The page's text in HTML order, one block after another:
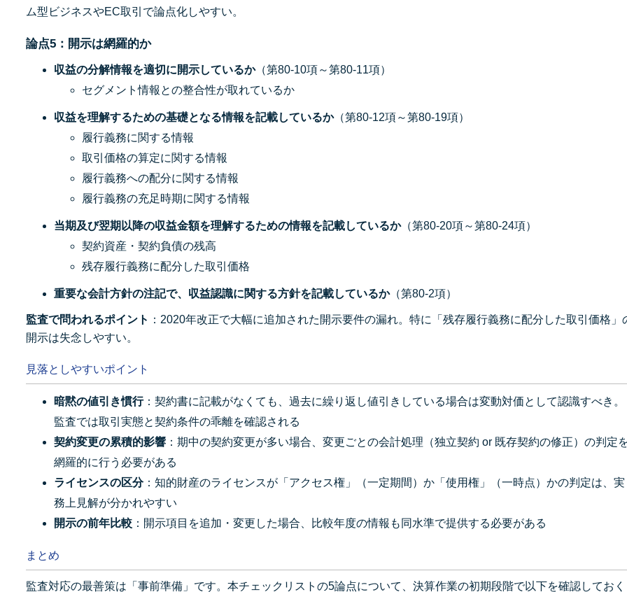
ム型ビジネスやEC取引で論点化しやすい。
論点5：開示は網羅的か
収益の分解情報を適切に開示しているか（第80-10項～第80-11項）
セグメント情報との整合性が取れているか
収益を理解するための基礎となる情報を記載しているか（第80-12項～第80-19項）
履行義務に関する情報
取引価格の算定に関する情報
履行義務への配分に関する情報
履行義務の充足時期に関する情報
当期及び翌期以降の収益金額を理解するための情報を記載しているか（第80-20項～第80-24項）
契約資産・契約負債の残高
残存履行義務に配分した取引価格
重要な会計方針の注記で、収益認識に関する方針を記載しているか（第80-2項）
監査で問われるポイント ：2020年改正で大幅に追加された開示要件の漏れ。特に「残存履行義務に配分した取引価格」
開示は失念しやすい。
見落としやすいポイント
暗黙の値引き慣行：契約書に記載がなくても、過去に繰り返し値引きしている場合は変動対価として認識すべき。
監査では取引実態と契約条件の乖離を確認される
契約変更の累積的影響 ：期中の契約変更が多い場合、変更ごとの会計処理（独立契約 or 既存契約の修正）の判定
網羅的に行う必要がある
ライセンスの区分：知的財産のライセンスが「アクセス権」（一定期間）か「使用権」（一時点）かの判定は、実
務上見解が分かれやすい
開示の前年比較 ：開示項目を追加・変更した場合、比較年度の情報も同水準で提供する必要がある
まとめ
監査対応の最善策は「事前準備」です。本チェックリストの5論点について、決算作業の初期段階で以下を確認しておく